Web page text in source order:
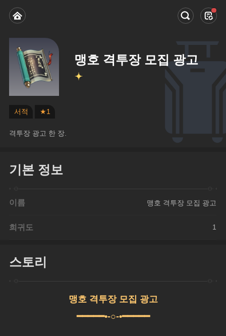
맹호 격투장 모집 광고
서적 ★1
격투장 광고 한 장.
기본 정보
이름 맹호 격투장 모집 광고
희귀도 1
스토리
맹호 격투장 모집 광고
━━━━━•-○-•━━━━━